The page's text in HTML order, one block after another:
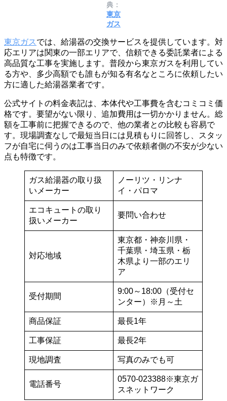
典：
東京
ガス
東京ガス では、給湯器の交換サービスを提供しています。対
応エリアは関東の一部エリアで、信頼できる委託業者による
高品質な工事を実施します。普段から東京ガスを利用してい
る方や、多少高額でも誰もが知る有名なところに依頼したい
方に適した給湯器業者です。
公式サイトの料金表記は、本体代や工事費を含むコミコミ価
格です。要望がない限り、追加費用は一切かかりません。総
額を工事前に把握できるので、他の業者との比較も容易で
す。現場調査なしで最短当日には見積もりに回答し、スタッ
フが自宅に伺うのは工事当日のみで依頼者側の不安が少ない
点も特徴です。
ガス給湯器の取り扱
いメーカー
ノーリツ・リンナ
イ・パロマ
エコキュートの取り
扱いメーカー
要問い合わせ
対応地域
東京都・神奈川県・
千葉県・埼玉県・栃
木県より一部のエリ
ア
受付期間
9:00～18:00（受付セ
ンター）※月～土
商品保証 最長1年
工事保証 最長2年
現地調査 写真のみでも可
電話番号
0570-023388※東京ガ
スネットワーク